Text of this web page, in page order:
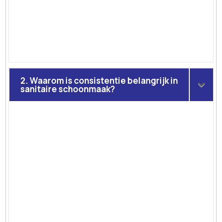
2. Waarom is consistentie belangrijk in
sanitaire schoonmaak?